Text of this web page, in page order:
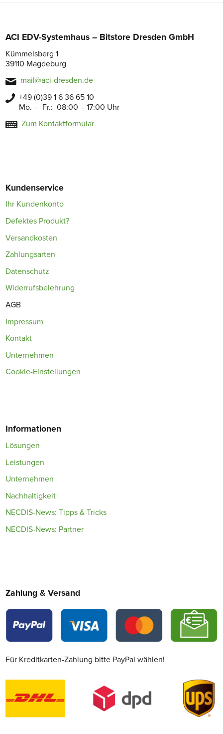
ACI EDV-Systemhaus – Bitstore Dresden GmbH
Kümmelsberg 1
39110 Magdeburg
mail@aci-dresden.de
+49 (0)39 1 6 36 65 10
Mo. – Fr.: 08:00 – 17:00 Uhr
Zum Kontaktformular
Kundenservice
Ihr Kundenkonto
Defektes Produkt?
Versandkosten
Zahlungsarten
Datenschutz
Widerrufsbelehrung
AGB
Impressum
Kontakt
Unternehmen
Cookie-Einstellungen
Informationen
Lösungen
Leistungen
Unternehmen
Nachhaltigkeit
NECDIS-News: Tipps & Tricks
NECDIS-News: Partner
Zahlung & Versand
Für Kreditkarten-Zahlung bitte PayPal wählen!